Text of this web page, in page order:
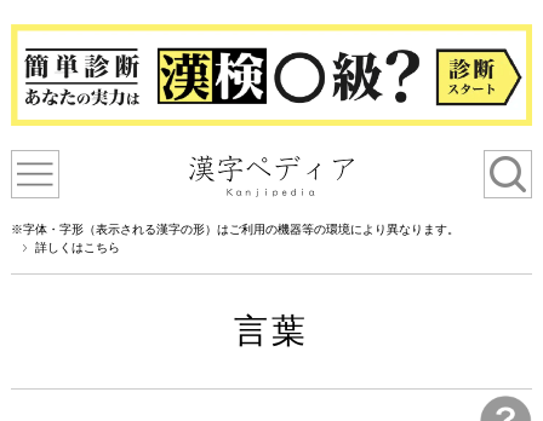
※字体・字形（表示される漢字の形）はご利用の機器等の環境により異なります。
詳しくはこちら
言葉